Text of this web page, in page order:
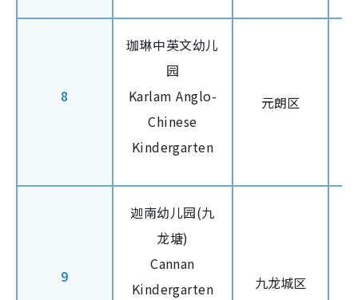
8
珈琳中英文幼儿
园
Karlam Anglo-
Chinese
Kindergarten
元朗区
9
迦南幼儿园(九
龙塘)
Cannan
Kindergarten
九龙城区